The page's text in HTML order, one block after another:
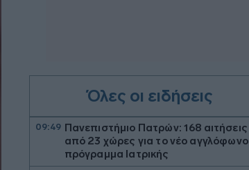
Όλες οι ειδήσεις
09:49 Πανεπιστήμιο Πατρών: 168 αιτήσεις
από 23 χώρες για το νέο αγγλόφωνο
πρόγραμμα Ιατρικής